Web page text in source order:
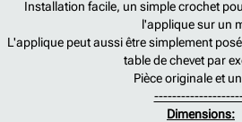
Installation facile, un simple crochet
l'applique sur un
L'applique peut aussi être simplement
table de chevet par
Pièce originale et
Dimensions: